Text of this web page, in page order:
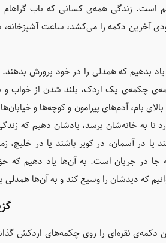
است. زندگی همه‌ی کسانی که باب گراهام
آخرین دکمه را می‌کشد، ساعت
یاد بدهیم که همدلی را در خود پرورش
چکمه‌ی یک اردک، بلند شدن از خواب و
بالای بام، آدم‌های پیرامون و کوچه‌ها و
تا به خانه‌شان برسد، یادشان دهیم که
یا در آسمان، در کویر باشند یا در
جا در جریان است. به آن‌ها یاد دهیم که
که دیدشان را وسیع کند و به آن‌ها همدلی
دکمه‌ی نقره‌ای را روی چکمه‌های اردکش